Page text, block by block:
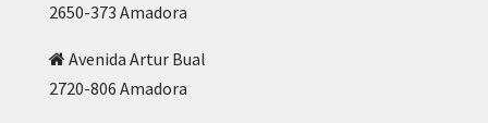
2650-373 Amadora
Avenida Artur Bual
2720-806 Amadora